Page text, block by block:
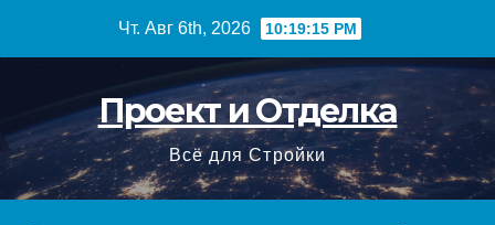
Чт. Авг 6th, 2026 10:19:16 PM
Проект и Отделка
Всё для Стройки